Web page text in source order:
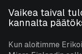
Vaikea taival
kannalta
Kun aloitimme